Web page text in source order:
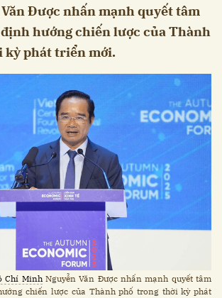
Được nhấn mạnh quyết tâm
hướng chiến lược của Thành
kỳ phát triển mới.
Chí MinhNguyễn Văn Được nhấn mạnh quyết tâm
chiến lược của Thành phố trong thời kỳ phát